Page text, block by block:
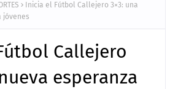
Inicia el Fútbol Callejero 3×3: una
jóvenes
Callejero
esperanza